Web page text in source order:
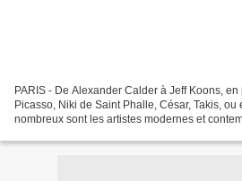
PARIS - De Alexander Calder à Jeff Koons,
Picasso, Niki de Saint Phalle, César, Takis, ou
nombreux sont les artistes modernes et